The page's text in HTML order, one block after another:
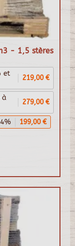
- 1,5 stères
et
219,00 €
à
279,00 €
199,00 €